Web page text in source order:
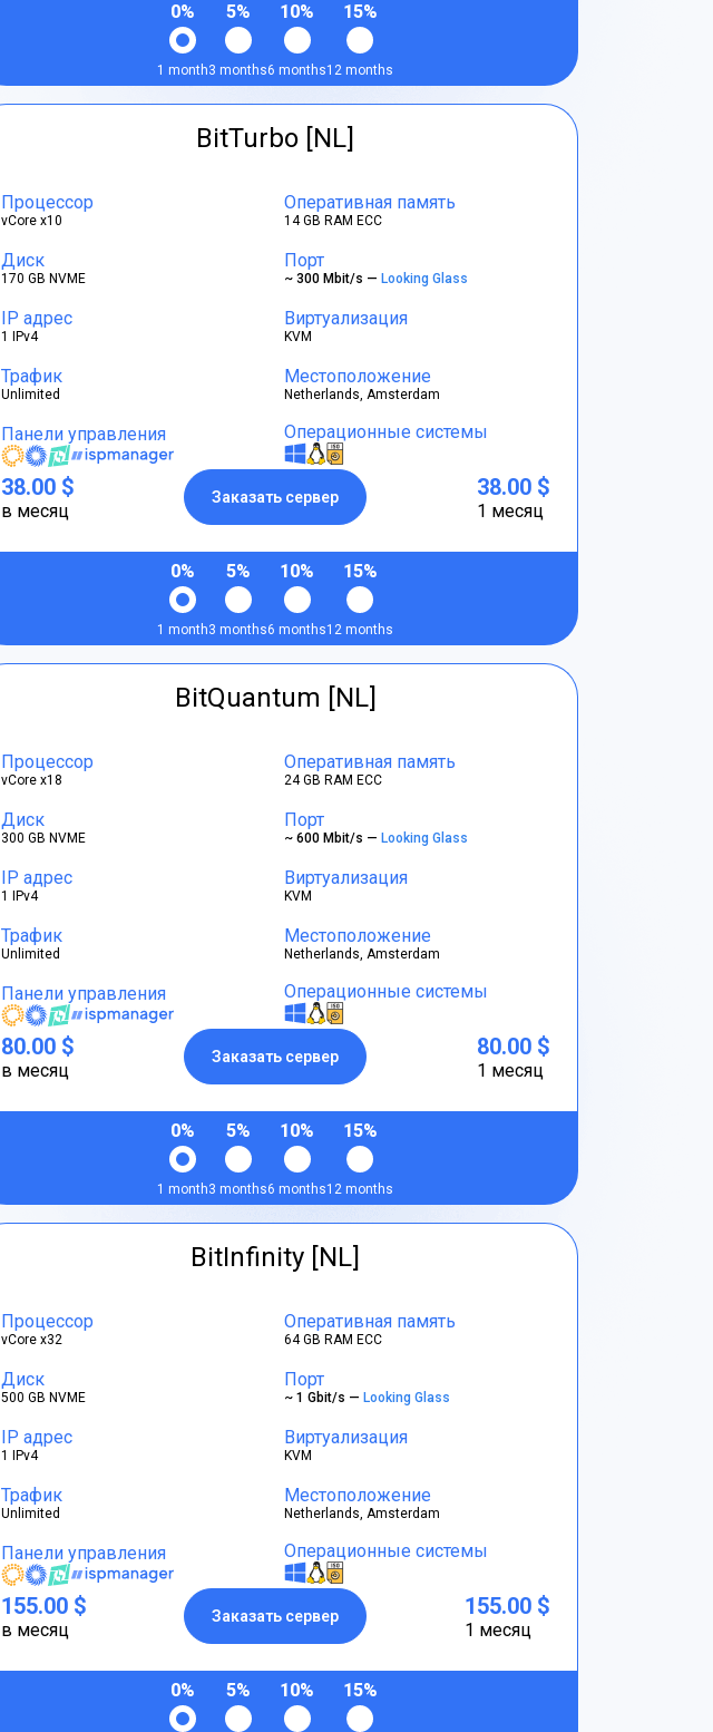
0%
1 month
5%
3 months
10%
6 months
15%
12 months
BitTurbo [NL]
Процессор
vCore x10
Оперативная память
14 GB RAM ECC
Диск
170 GB NVME
Порт
~ 300 Mbit/s —Looking Glass
IP адрес
1 IPv4
Виртуализация
KVM
Трафик
Unlimited
Местоположение
Netherlands, Amsterdam
Панели управления Операционные системы
38.00 $
в месяц
Заказать сервер 38.00 $
1 месяц
0%
1 month
5%
3 months
10%
6 months
15%
12 months
BitQuantum [NL]
Процессор
vCore x18
Оперативная память
24 GB RAM ECC
Диск
300 GB NVME
Порт
~ 600 Mbit/s —Looking Glass
IP адрес
1 IPv4
Виртуализация
KVM
Трафик
Unlimited
Местоположение
Netherlands, Amsterdam
Панели управления Операционные системы
80.00 $
в месяц
Заказать сервер 80.00 $
1 месяц
0%
1 month
5%
3 months
10%
6 months
15%
12 months
BitInfinity [NL]
Процессор
vCore x32
Оперативная память
64 GB RAM ECC
Диск
500 GB NVME
Порт
~ 1 Gbit/s —Looking Glass
IP адрес
1 IPv4
Виртуализация
KVM
Трафик
Unlimited
Местоположение
Netherlands, Amsterdam
Панели управления Операционные системы
155.00 $
в месяц
Заказать сервер 155.00 $
1 месяц
0% 5% 10% 15%